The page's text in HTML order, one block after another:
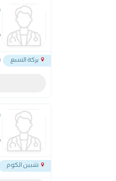
بركة السبع
شبين الكوم